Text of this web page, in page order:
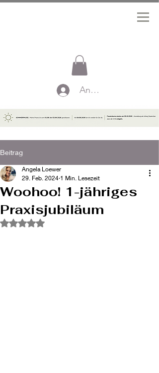
Anmelden
Beitrag
Woohoo! 1-jähriges
Praxisjubiläum
Angela Loewer
29. Feb. 2024 1 Min. Lesezeit
Mit NaN von 5 Sternen bewertet.